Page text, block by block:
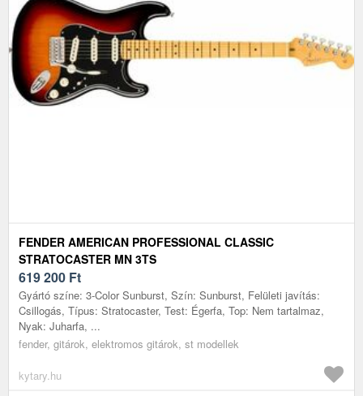
FENDER AMERICAN PROFESSIONAL CLASSIC
STRATOCASTER MN 3TS
619 200 Ft
Gyártó színe: 3-Color Sunburst, Szín: Sunburst, Felületi javítás:
Csillogás, Típus: Stratocaster, Test: Égerfa, Top: Nem tartalmaz,
Nyak: Juharfa, ...
fender, gitárok, elektromos gitárok, st modellek
kytary.hu